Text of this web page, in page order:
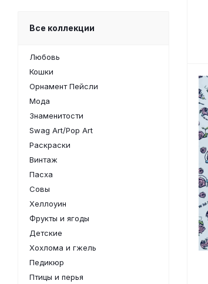
Все коллекции
Любовь
Кошки
Орнамент Пейсли
Мода
Знаменитости
Swag Art/Pop Art
Раскраски
Винтаж
Пасха
Совы
Хеллоуин
Фрукты и ягоды
Детские
Хохлома и гжель
Педикюр
Птицы и перья